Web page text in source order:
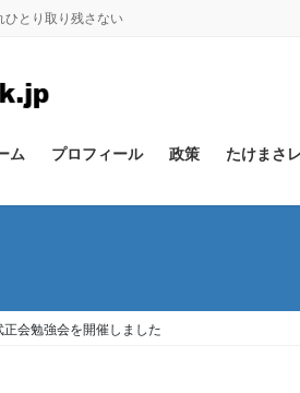
とり取り残さない
ム プロフィール 政策 たけまさ
正会勉強会を開催しました